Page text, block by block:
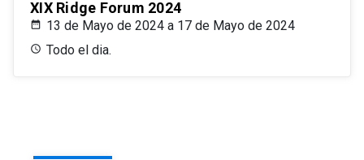
XIX Ridge Forum 2024
13 de Mayo de 2024 a 17 de Mayo de 2024
Todo el dia.